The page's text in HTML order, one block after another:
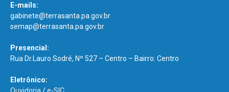
E-mails:
gabinete@terrasanta.pa.gov.br
semap@terrasanta.pa.gov.br
Presencial:
Rua Dr.Lauro Sodré, Nº 527 – Centro – Bairro: Centro
Eletrônico:
Ouvidoria /e-SIC